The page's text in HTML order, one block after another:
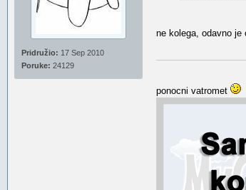
Pridružio: 17 Sep 2010
Poruke: 24129
ne kolega, odavno je
ponocni vatromet